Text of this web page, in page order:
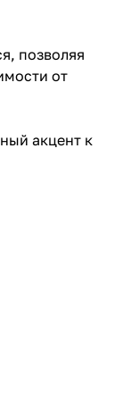
позволяя
от
акцент к